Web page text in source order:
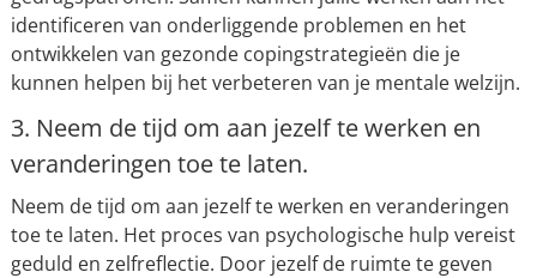
identificeren van onderliggende problemen en het
ontwikkelen van gezonde copingstrategieën die je
kunnen helpen bij het verbeteren van je mentale welzijn.
3. Neem de tijd om aan jezelf te werken en
veranderingen toe te laten.
Neem de tijd om aan jezelf te werken en veranderingen
toe te laten. Het proces van psychologische hulp vereist
geduld en zelfreflectie. Door jezelf de ruimte te geven